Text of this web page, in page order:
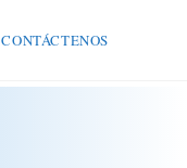
CONTÁCTENOS